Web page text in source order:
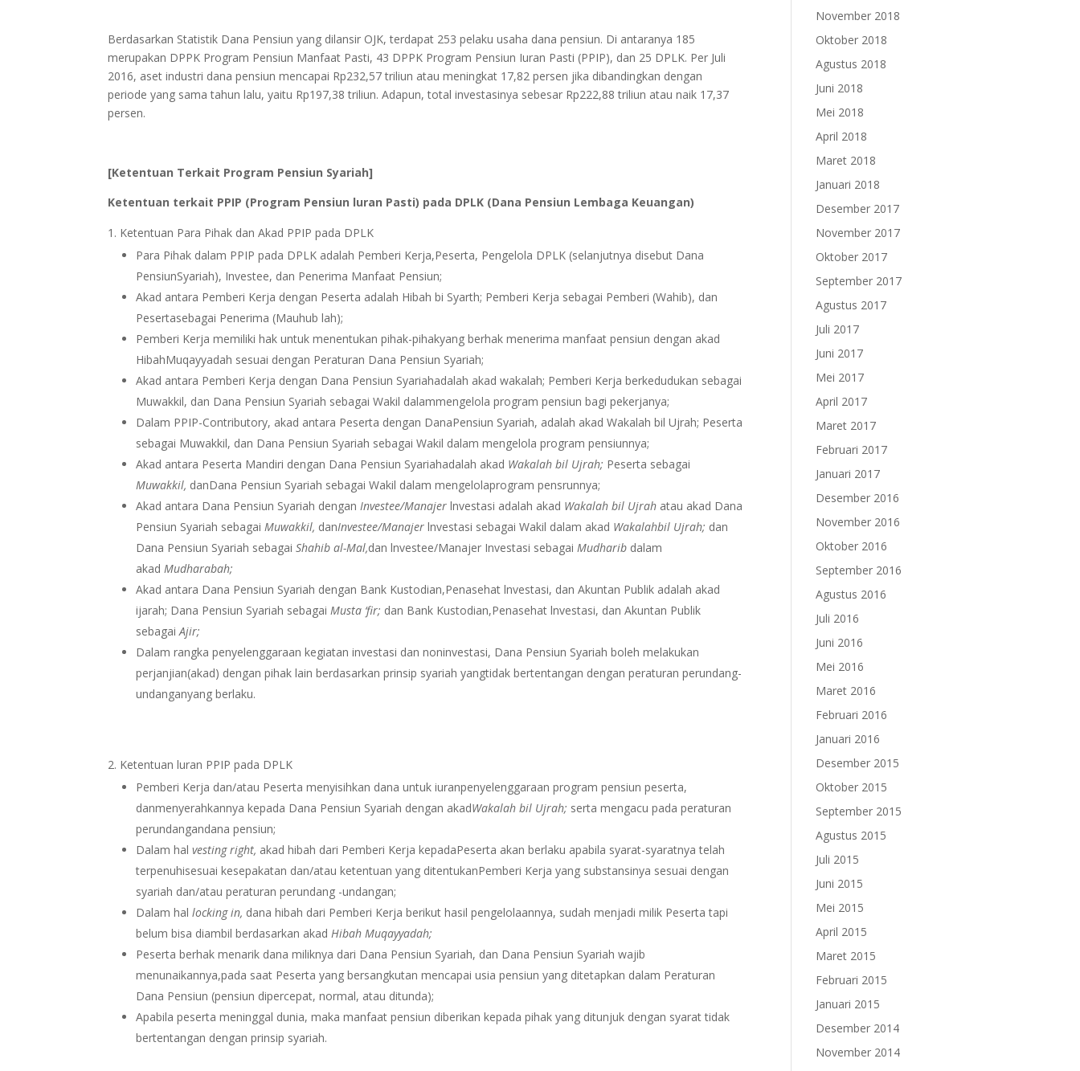
Berdasarkan Statistik Dana Pensiun yang dilansir OJK, terdapat 253 pelaku usaha dana pensiun. Di antaranya 185
merupakan DPPK Program Pensiun Manfaat Pasti, 43 DPPK Program Pensiun Iuran Pasti (PPIP), dan 25 DPLK. Per Juli
2016, aset industri dana pensiun mencapai Rp232,57 triliun atau meningkat 17,82 persen jika dibandingkan dengan
periode yang sama tahun lalu, yaitu Rp197,38 triliun. Adapun, total investasinya sebesar Rp222,88 triliun atau naik 17,37
persen.
[Ketentuan Terkait Program Pensiun Syariah]
Ketentuan terkait PPIP (Program Pensiun luran Pasti) pada DPLK (Dana Pensiun Lembaga Keuangan)
Ketentuan Para Pihak dan Akad PPIP pada DPLK
Para Pihak dalam PPIP pada DPLK adalah Pemberi Kerja,Peserta, Pengelola DPLK (selanjutnya disebut Dana
PensiunSyariah), Investee, dan Penerima Manfaat Pensiun;
Akad antara Pemberi Kerja dengan Peserta adalah Hibah bi Syarth; Pemberi Kerja sebagai Pemberi (Wahib), dan
Pesertasebagai Penerima (Mauhub lah);
Pemberi Kerja memiliki hak untuk menentukan pihak-pihakyang berhak menerima manfaat pensiun dengan akad
HibahMuqayyadah sesuai dengan Peraturan Dana Pensiun Syariah;
Akad antara Pemberi Kerja dengan Dana Pensiun Syariahadalah akad wakalah; Pemberi Kerja berkedudukan sebagai
Muwakkil, dan Dana Pensiun Syariah sebagai Wakil dalammengelola program pensiun bagi pekerjanya;
Dalam PPIP-Contributory, akad antara Peserta dengan DanaPensiun Syariah, adalah akad Wakalah bil Ujrah; Peserta
sebagai Muwakkil, dan Dana Pensiun Syariah sebagai Wakil dalam mengelola program pensiunnya;
Akad antara Peserta Mandiri dengan Dana Pensiun Syariahadalah akad Wakalah bil Ujrah; Peserta sebagai
Muwakkil, danDana Pensiun Syariah sebagai Wakil dalam mengelolaprogram pensrunnya;
Akad antara Dana Pensiun Syariah denganInvestee/Manajerlnvestasi adalah akad Wakalah bil Ujrah atau akad Dana
Pensiun Syariah sebagaiMuwakkil, danInvestee/Manajerlnvestasi sebagai Wakil dalam akad Wakalahbil Ujrah; dan
Dana Pensiun Syariah sebagaiShahib al-Mal,dan lnvestee/Manajer Investasi sebagaiMudharib dalam
akadMudharabah;
Akad antara Dana Pensiun Syariah dengan Bank Kustodian,Penasehat lnvestasi, dan Akuntan Publik adalah akad
ijarah; Dana Pensiun Syariah sebagaiMusta ‘fir; dan Bank Kustodian,Penasehat lnvestasi, dan Akuntan Publik
sebagaiAjir;
Dalam rangka penyelenggaraan kegiatan investasi dan noninvestasi, Dana Pensiun Syariah boleh melakukan
perjanjian(akad) dengan pihak lain berdasarkan prinsip syariah yangtidak bertentangan dengan peraturan perundang-
undanganyang berlaku.
Ketentuan luran PPIP pada DPLK
Pemberi Kerja dan/atau Peserta menyisihkan dana untuk iuranpenyelenggaraan program pensiun peserta,
danmenyerahkannya kepada Dana Pensiun Syariah dengan akadWakalah bil Ujrah; serta mengacu pada peraturan
perundangandana pensiun;
Dalam halvesting right, akad hibah dari Pemberi Kerja kepadaPeserta akan berlaku apabila syarat-syaratnya telah
terpenuhisesuai kesepakatan dan/atau ketentuan yang ditentukanPemberi Kerja yang substansinya sesuai dengan
syariah dan/atau peraturan perundang -undangan;
Dalam hallocking in, dana hibah dari Pemberi Kerja berikut hasil pengelolaannya, sudah menjadi milik Peserta tapi
belum bisa diambil berdasarkan akadHibah Muqayyadah;
Peserta berhak menarik dana miliknya dari Dana Pensiun Syariah, dan Dana Pensiun Syariah wajib
menunaikannya,pada saat Peserta yang bersangkutan mencapai usia pensiun yang ditetapkan dalam Peraturan
Dana Pensiun (pensiun dipercepat, normal, atau ditunda);
Apabila peserta meninggal dunia, maka manfaat pensiun diberikan kepada pihak yang ditunjuk dengan syarat tidak
bertentangan dengan prinsip syariah.
November 2018
Oktober 2018
Agustus 2018
Juni 2018
Mei 2018
April 2018
Maret 2018
Januari 2018
Desember 2017
November 2017
Oktober 2017
September 2017
Agustus 2017
Juli 2017
Juni 2017
Mei 2017
April 2017
Maret 2017
Februari 2017
Januari 2017
Desember 2016
November 2016
Oktober 2016
September 2016
Agustus 2016
Juli 2016
Juni 2016
Mei 2016
Maret 2016
Februari 2016
Januari 2016
Desember 2015
Oktober 2015
September 2015
Agustus 2015
Juli 2015
Juni 2015
Mei 2015
April 2015
Maret 2015
Februari 2015
Januari 2015
Desember 2014
November 2014